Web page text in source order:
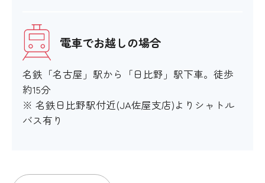
電車でお越しの場合
名鉄「名古屋」駅から「日比野」駅下車。徒歩
約15分
※ 名鉄日比野駅付近(JA佐屋支店)よりシャトル
バス有り